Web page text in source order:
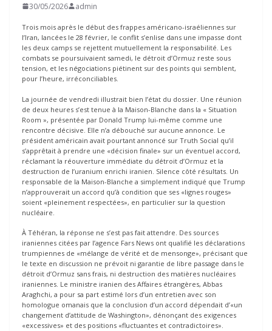
30/05/2026 admin
Trois mois après le début des frappes américano-israéliennes sur
l’Iran, lancées le 28 février, le conflit s’enlise dans une impasse dont
les deux camps se rejettent mutuellement la responsabilité. Les
combats se poursuivaient samedi, le détroit d’Ormuz reste sous
tension, et les négociations piétinent sur des points qui semblent,
pour l’heure, irréconciliables.
La journée de vendredi illustrait bien l’état du dossier. Une réunion
de deux heures s’est tenue à la Maison-Blanche dans la « Situation
Room », présentée par Donald Trump lui-même comme une
rencontre décisive. Elle n’a débouché sur aucune annonce. Le
président américain avait pourtant annoncé sur Truth Social qu’il
s’apprêtait à prendre une «décision finale» sur un éventuel accord,
réclamant la réouverture immédiate du détroit d’Ormuz et la
destruction de l’uranium enrichi iranien. Silence côté résultats. Un
responsable de la Maison-Blanche a simplement indiqué que Trump
n’approuverait un accord qu’à condition que ses «lignes rouges»
soient «pleinement respectées», en particulier sur la question
nucléaire.
À Téhéran, la réponse ne s’est pas fait attendre. Des sources
iraniennes citées par l’agence Fars News ont qualifié les déclarations
trumpiennes de «mélange de vérité et de mensonge», précisant que
le texte en discussion ne prévoit ni garantie de libre passage dans le
détroit d’Ormuz sans frais, ni destruction des matières nucléaires
iraniennes. Le ministre iranien des Affaires étrangères, Abbas
Araghchi, a pour sa part estimé lors d’un entretien avec son
homologue omanais que la conclusion d’un accord dépendait d’«un
changement d’attitude de Washington», dénonçant des exigences
«excessives» et des positions «fluctuantes et contradictoires».